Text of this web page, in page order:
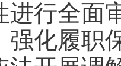
进行全面
强化履职